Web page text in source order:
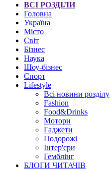
ВСІ РОЗДІЛИ
Головна
Україна
Місто
Світ
Бізнес
Наука
Шоу-бізнес
Спорт
Lifestyle
Всі новини розділу
Fashion
Food&Drinks
Мотори
Гаджети
Подорожі
Інтер'єри
Гемблінг
БЛОГИ ЧИТАЧІВ